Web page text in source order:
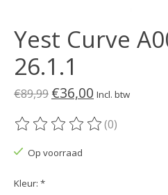
Yest Curve
26.1.1
€89,99 €36,00 Incl. btw
De beoordeling van dit
(0)
Op voorraad
Kleur: *